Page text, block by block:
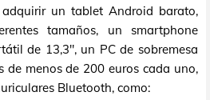
un tablet Android barato,
tamaños, un smartphone
de 13,3", un PC de sobremesa
de menos de 200 euros cada uno,
Bluetooth, como: